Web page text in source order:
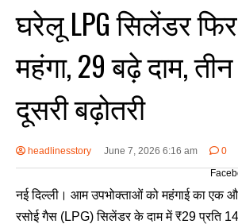
घरेलू LPG सिलेंडर
महंगा, ₹29 बढ़े दाम,
दूसरी बढ़ोतरी
headlinesstory June 7, 2026 6:16 am
0
नई दिल्ली। आम उपभोक्ताओं को महंगाई का एक
रसोई गैस (LPG) सिलेंडर के दाम में ₹29 प्रति